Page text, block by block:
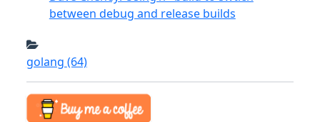
between debug and release builds
golang (64)